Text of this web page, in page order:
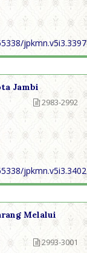
jpkmn.v5i3.3397
Jambi
2983-2992
jpkmn.v5i3.3402
Melalui
2993-3001